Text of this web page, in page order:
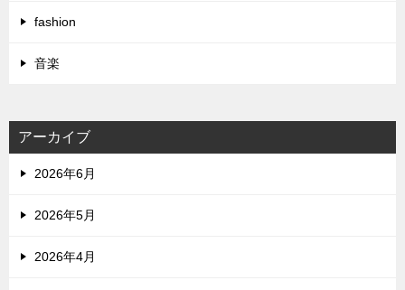
fashion
音楽
アーカイブ
2026年6月
2026年5月
2026年4月